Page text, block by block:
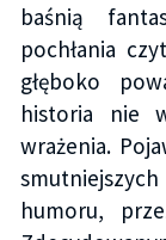
baśnią
pochłania
głęboko
historia nie
wrażenia.
humoru,